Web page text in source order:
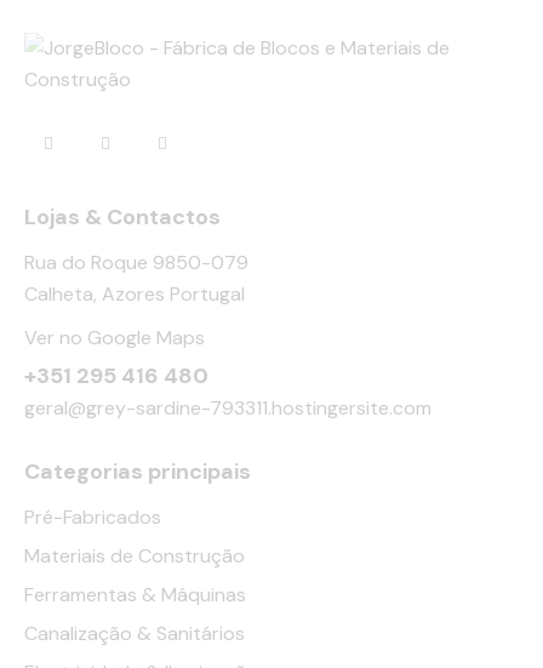
Lojas & Contactos
Rua do Roque 9850-079
Calheta, Azores Portugal
Ver no Google Maps
+351 295 416 480
geral@grey-sardine-793311.hostingersite.com
Categorias principais
Pré-Fabricados
Materiais de Construção
Ferramentas & Máquinas
Canalização & Sanitários